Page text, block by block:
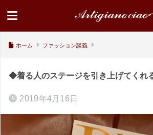
ホーム ファッション談義
◆着る人のステージを引き上げてくれ
2019年4月16日